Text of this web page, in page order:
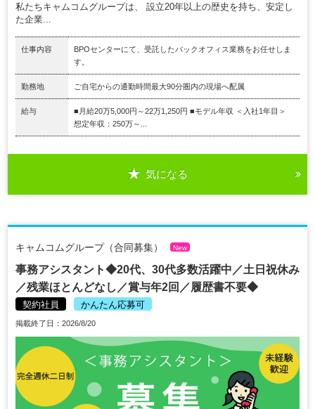
私たちキャムコムグループは、 設立20年以上の歴史を持ち、安定し
た企業...
仕事内容
BPOセンターにて、受託したバックオフィス業務をお任せしま
す。
勤務地 ご自宅からの通勤時間最大90分圏内の現場へ配属
給与
■月給20万5,000円～22万1,250円 ■モデル年収 ＜入社1年目＞
想定年収：250万～...
気になる
キャムコムグループ（合同募集） New
事務アシスタント◆20代、30代多数活躍中／土日祝休み
／残業ほとんどなし／賞与年2回／履歴書不要◆
契約社員 かんたん応募可
掲載終了日：2026/8/20